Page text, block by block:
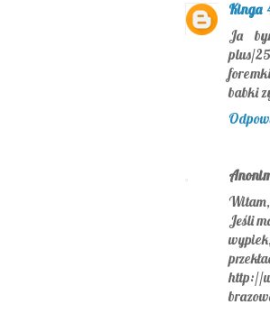
Kinga
Ja
plus/
babki
Witam,
Jeśli
http://